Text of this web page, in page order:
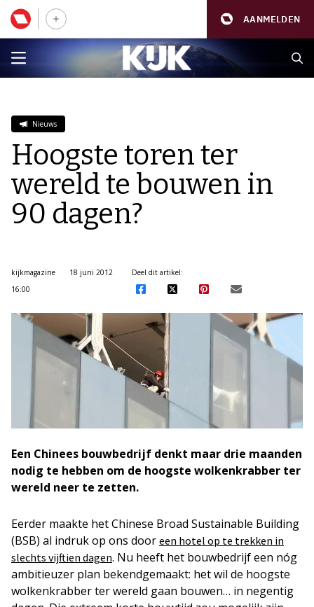
AANMELDEN
Nieuws
Hoogste toren ter
wereld te bouwen in
90 dagen?
kijkmagazine
18 juni 2012
16:00
Deel dit artikel:
Een Chinees bouwbedrijf denkt maar drie maanden
nodig te hebben om de hoogste wolkenkrabber ter
wereld neer te zetten.
Eerder maakte het Chinese Broad Sustainable Building
(BSB) al indruk op ons door een hotel op te trekken in
slechts vijftien dagen. Nu heeft het bouwbedrijf een nóg
ambitieuzer plan bekendgemaakt: het wil de hoogste
wolkenkrabber ter wereld gaan bouwen… in negentig